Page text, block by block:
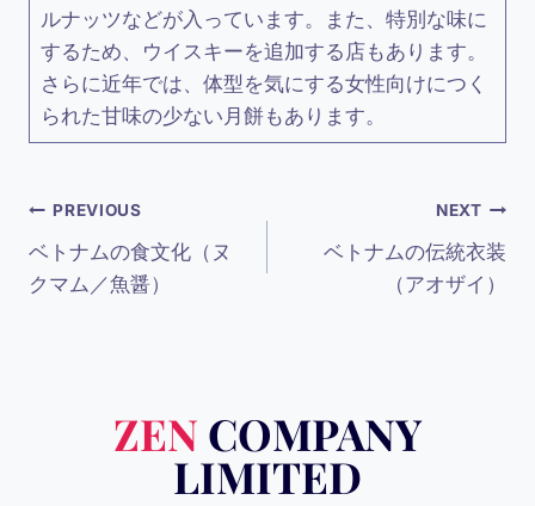
ルナッツなどが入っています。また、特別な味に
するため、ウイスキーを追加する店もあります。
さらに近年では、体型を気にする女性向けにつく
られた甘味の少ない月餅もあります。
投
稿
PREVIOUS
ベトナムの食文化（ヌ
クマム／魚醤）
NEXT
ベトナムの伝統衣装
（アオザイ）
ZEN COMPANY
LIMITED